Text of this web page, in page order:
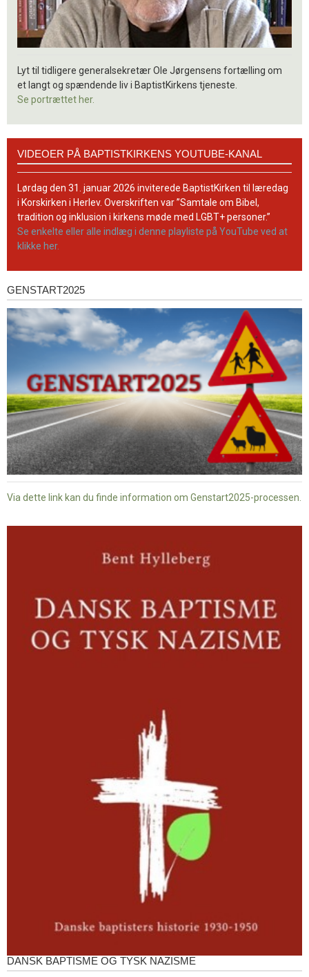
Lyt til tidligere generalsekretær Ole Jørgensens fortælling om
et langt og spændende liv i BaptistKirkens tjeneste.
Se portrættet her.
BaptistKirkens
YouTube-
kanal
VIDEOER PÅ BAPTISTKIRKENS YOUTUBE-KANAL
Lørdag den 31. januar 2026 inviterede BaptistKirken til læredag
i Korskirken i Herlev. Overskriften var ”Samtale om Bibel,
tradition og inklusion i kirkens møde med LGBT+ personer.”
Se enkelte eller alle indlæg i denne playliste på YouTube ved at
klikke her.
Genstart2025
GENSTART2025
Via dette link kan du finde information om Genstart2025-processen.
DANSK BAPTISME OG TYSK NAZISME